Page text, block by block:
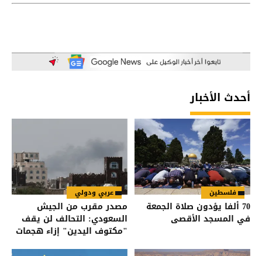
أحدث الأخبار
فلسطين
70 ألفا يؤدون صلاة الجمعة
في المسجد الأقصى
عربي ودولي
مصدر مقرب من الجيش
السعودي: التحالف لن يقف
"مكتوف اليدين" إزاء هجمات